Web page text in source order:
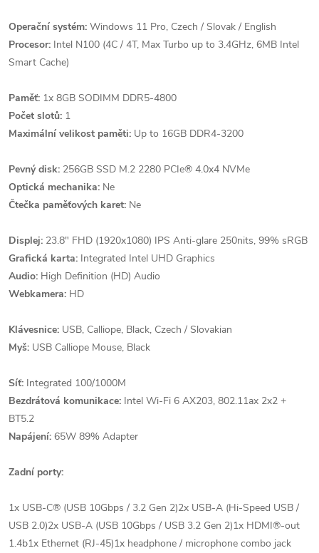
Operační systém: Windows 11 Pro, Czech / Slovak / English
Procesor: Intel N100 (4C / 4T, Max Turbo up to 3.4GHz, 6MB Intel
Smart Cache)
Paměť: 1x 8GB SODIMM DDR5-4800
Počet slotů: 1
Maximální velikost paměti: Up to 16GB DDR4-3200
Pevný disk: 256GB SSD M.2 2280 PCIe® 4.0x4 NVMe
Optická mechanika: Ne
Čtečka paměťových karet: Ne
Displej: 23.8" FHD (1920x1080) IPS Anti-glare 250nits, 99% sRGB
Grafická karta: Integrated Intel UHD Graphics
Audio: High Definition (HD) Audio
Webkamera: HD
Klávesnice: USB, Calliope, Black, Czech / Slovakian
Myš: USB Calliope Mouse, Black
Síť: Integrated 100/1000M
Bezdrátová komunikace: Intel Wi-Fi 6 AX203, 802.11ax 2x2 +
BT5.2
Napájení: 65W 89% Adapter
Zadní porty:
1x USB-C® (USB 10Gbps / 3.2 Gen 2)2x USB-A (Hi-Speed USB /
USB 2.0)2x USB-A (USB 10Gbps / USB 3.2 Gen 2)1x HDMI®-out
1.4b1x Ethernet (RJ-45)1x headphone / microphone combo jack